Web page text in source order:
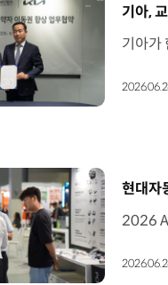
[동영
기아,
[동영
현대자